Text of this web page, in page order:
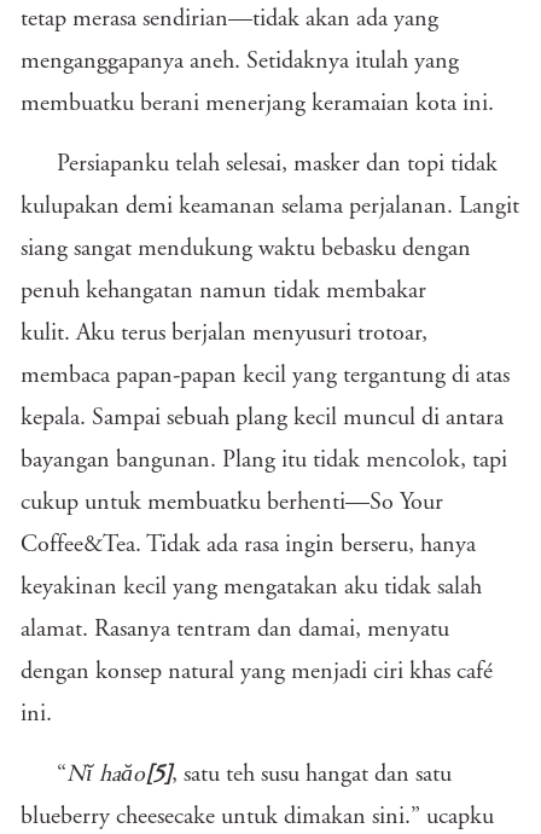
tetap merasa sendirian—tidak akan ada yang
menganggapanya aneh. Setidaknya itulah yang
membuatku berani menerjang keramaian kota ini.
Persiapanku telah selesai, masker dan topi tidak
kulupakan demi keamanan selama perjalanan. Langit
siang sangat mendukung waktu bebasku dengan
penuh kehangatan namun tidak membakar
kulit. Aku terus berjalan menyusuri trotoar,
membaca papan-papan kecil yang tergantung di atas
kepala. Sampai sebuah plang kecil muncul di antara
bayangan bangunan. Plang itu tidak mencolok, tapi
cukup untuk membuatku berhenti—So Your
Coffee&Tea. Tidak ada rasa ingin berseru, hanya
keyakinan kecil yang mengatakan aku tidak salah
alamat. Rasanya tentram dan damai, menyatu
dengan konsep natural yang menjadi ciri khas café
ini.
“Nĭ haăo[5], satu teh susu hangat dan satu
blueberry cheesecake untuk dimakan sini.” ucapku